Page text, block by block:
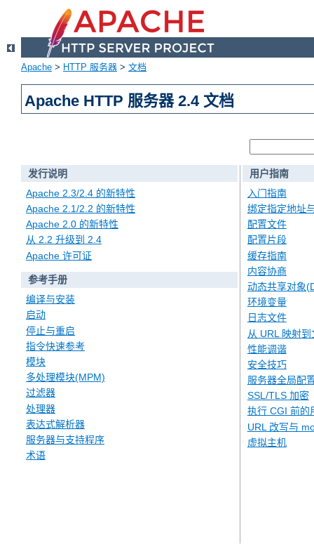
Apache > HTTP 服务器 > 文档
Apache HTTP 服务器 2.4 文档
发行说明
Apache 2.3/2.4 的新特性
Apache 2.1/2.2 的新特性
Apache 2.0 的新特性
从 2.2 升级到 2.4
Apache 许可证
参考手册
编译与安装
启动
停止与重启
指令快速参考
模块
多处理模块(MPM)
过滤器
处理器
表达式解析器
服务器与支持程序
术语
用户指南
入门指南
绑定指定地址
配置文件
配置片段
缓存指南
内容协商
动态共享对象
环境变量
日志文件
从 URL 映射
性能调谐
安全技巧
服务器全局配
SSL/TLS 加密
执行 CGI 前的
URL 改写与
虚拟主机